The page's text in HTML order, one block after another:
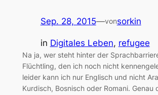
Sep. 28, 2015—vonsorkin
in Digitales Leben, refugee
Na ja, wer steht hinter der
Flüchtling, den ich noch nicht
leider kann ich nur Englisch und nicht
Kurdisch, Bosnisch oder Romani. Genau